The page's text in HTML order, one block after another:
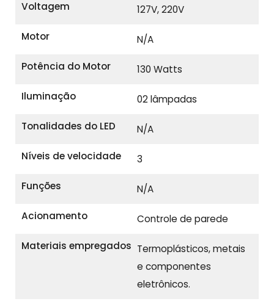
Voltagem 127V, 220V
Motor N/A
Potência do Motor 130 Watts
Iluminação 02 lâmpadas
Tonalidades do LED N/A
Níveis de velocidade 3
Funções N/A
Acionamento Controle de parede
Materiais empregados Termoplásticos, metais
e componentes
eletrônicos.